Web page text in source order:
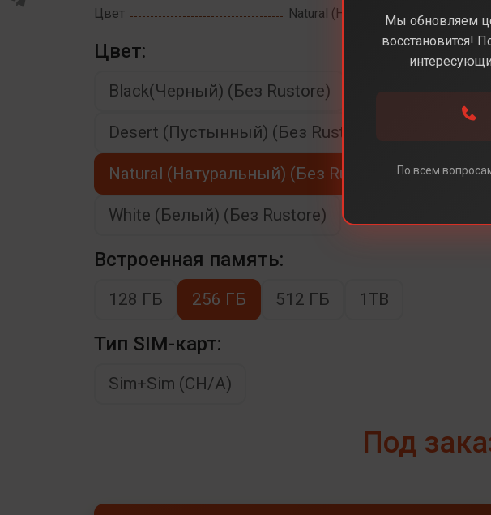
Цвет Natural (Натуральный) (Без
Цвет:
Black(Черный) (Без Rustore)
Desert (Пустынный) (Без Rustore)
Natural (Натуральный) (Без Rustore)
White (Белый) (Без Rustore)
Встроенная память:
128 ГБ 256 ГБ 512 ГБ 1TB
Тип SIM-карт:
Sim+Sim (CH/A)
Под
Мы обновляем
восстановится!
По всем